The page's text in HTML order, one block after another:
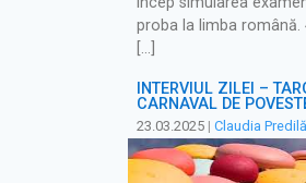
proba la limba
[…]
INTERVIUL ZILEI –
CARNAVAL DE
23.03.2025 | Claudia Predilă